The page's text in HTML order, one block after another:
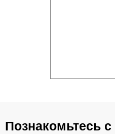
Познакомьтесь